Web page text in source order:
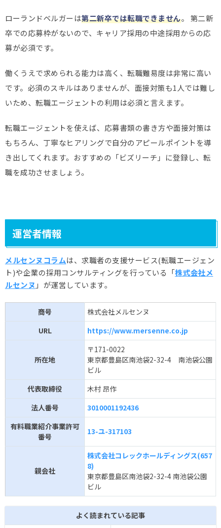
ローランドベルガーは第二新卒では転職できません。 第二新
卒での応募枠がないので、キャリア採用の中途採用からの応
募が必須です。
働くうえで求められる能力は高く、転職難易度は非常に高い
です。必須のスキルはありませんが、面接対策も1人では難し
いため、転職エージェントの利用は必須と言えます。
転職エージェントを使えば、応募書類の書き方や面接対策は
もちろん、丁寧なヒアリングで自分のアピールポイントを導
き出してくれます。おすすめの「ビズリーチ」に登録し、転
職を成功させましょう。
運営者情報
メルセンヌコラムは、求職者の支援サービス(転職エージェン
ト)や企業の採用コンサルティングを行っている「株式会社メ
ルセンヌ 」が運営しています。
商号
株式会社メルセンヌ
URL
https://www.mersenne.co.jp
所在地
〒171-0022
東京都豊島区南池袋2-32-4 南池袋公園
ビル
代表取締役
木村 昂作
法人番号
3010001192436
有料職業紹介事業許可
番号
13-ユ-317103
親会社
株式会社コレックホールディングス(657
8)
東京都豊島区南池袋2-32-4 南池袋公園
ビル
よく読まれている記事